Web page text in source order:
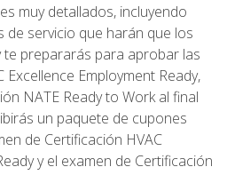
muy detallados, incluyendo
de servicio que harán que los
prepararás para aprobar las
Excellence Employment Ready,
NATE Ready to Work al final
un paquete de cupones
de Certificación HVAC
y el examen de Certificación